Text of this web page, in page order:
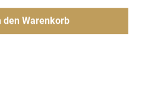
den Warenkorb
Hinzufügen